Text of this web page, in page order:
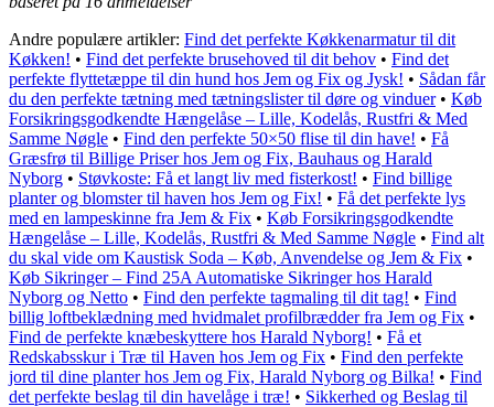
Andre populære artikler: Find det perfekte Køkkenarmatur til dit
Køkken! • Find det perfekte brusehoved til dit behov • Find det
perfekte flyttetæppe til din hund hos Jem og Fix og Jysk! • Sådan får
du den perfekte tætning med tætningslister til døre og vinduer• Køb
Forsikringsgodkendte Hængelåse – Lille, Kodelås, Rustfri & Med
Samme Nøgle • Find den perfekte 50×50 flise til din have! • Få
Græsfrø til Billige Priser hos Jem og Fix, Bauhaus og Harald
Nyborg • Støvkoste: Få et langt liv med fisterkost! • Find billige
planter og blomster til haven hos Jem og Fix! • Få det perfekte lys
med en lampeskinne fra Jem & Fix • Køb Forsikringsgodkendte
Hængelåse – Lille, Kodelås, Rustfri & Med Samme Nøgle • Find alt
du skal vide om Kaustisk Soda – Køb, Anvendelse og Jem & Fix •
Køb Sikringer – Find 25A Automatiske Sikringer hos Harald
Nyborg og Netto • Find den perfekte tagmaling til dit tag! • Find
billig loftbeklædning med hvidmalet profilbrædder fra Jem og Fix •
Find de perfekte knæbeskyttere hos Harald Nyborg! • Få et
Redskabsskur i Træ til Haven hos Jem og Fix • Find den perfekte
jord til dine planter hos Jem og Fix, Harald Nyborg og Bilka! • Find
det perfekte beslag til din havelåge i træ! • Sikkerhed og Beslag til